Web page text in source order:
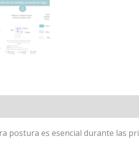
postura es esencial durante las